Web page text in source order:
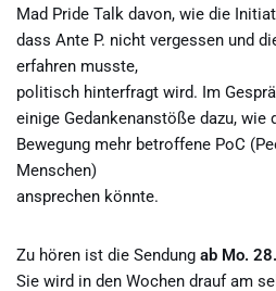
Mad Pride Talk davon, wie die
dass Ante P. nicht vergessen und
erfahren musste,
politisch hinterfragt wird. Im
einige Gedankenanstöße dazu, wie
Bewegung mehr betroffene PoC
Menschen)
ansprechen könnte.
Zu hören ist die Sendung ab Mo.
Sie wird in den Wochen drauf am